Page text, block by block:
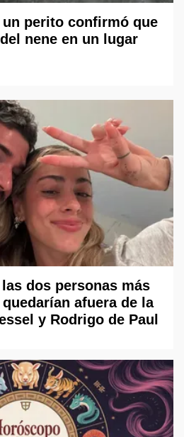
perito confirmó que
nene en un lugar
dos personas más
afuera de la
y Rodrigo de Paul